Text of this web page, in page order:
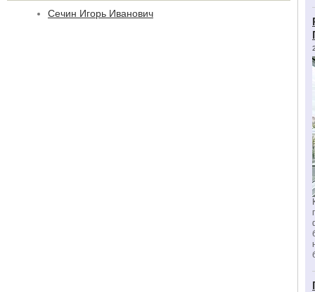
Сечин Игорь Иванович